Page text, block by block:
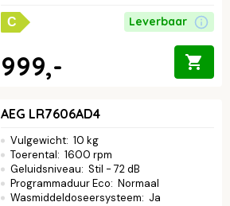
C Leverbaar
999,-
AEG LR7606AD4
Vulgewicht: 10 kg
Toerental: 1600 rpm
Geluidsniveau: Stil - 72 dB
Programmaduur Eco: Normaal
Wasmiddeldoseersysteem: Ja